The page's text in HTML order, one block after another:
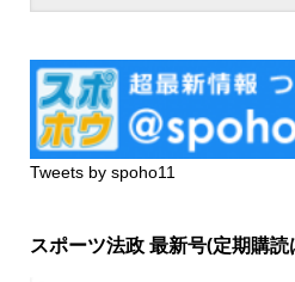
Tweets by spoho11
スポーツ法政 最新号(定期購